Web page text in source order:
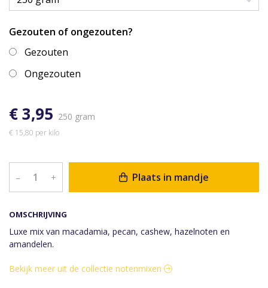
OMSCHRIJVING
Luxe mix van macadamia, pecan, cashew, hazelnoten en
amandelen.
Gezouten of ongezouten?
Gezouten
Ongezouten
€ 3,95 250 gram
€ 15,80 per kilo
– + Plaats in mandje
Bekijk meer uit de collectie notenmixen